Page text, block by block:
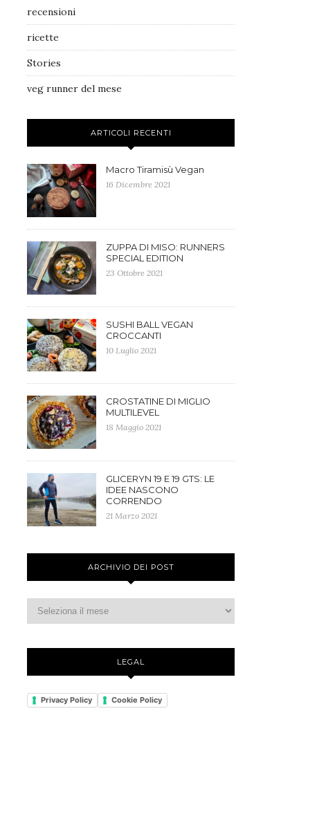
recensioni
ricette
Stories
veg runner del mese
ARTICOLI RECENTI
Macro Tiramisù Vegan
16 Dicembre 2021
ZUPPA DI MISO: RUNNERS
SPECIAL EDITION
23 Ottobre 2021
SUSHI BALL VEGAN
CROCCANTI
10 Luglio 2021
CROSTATINE DI MIGLIO
MULTILEVEL
18 Maggio 2021
GLICERYN 19 E 19 GTS: LE
IDEE NASCONO
CORRENDO
21 Marzo 2021
ARCHIVIO DEI POST
LEGAL
Privacy Policy Cookie Policy